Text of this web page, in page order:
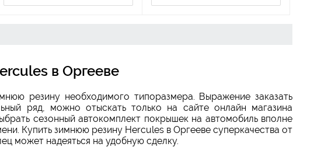
в Оргееве
резину необходимого типоразмера. Выражение заказать
ряд, можно отыскать только на сайте онлайн магазина
сезонный автокомплект покрышек на автомобиль вполне
Купить зимнюю резину Hercules в Оргееве суперкачества от
может надеяться на удобную сделку.